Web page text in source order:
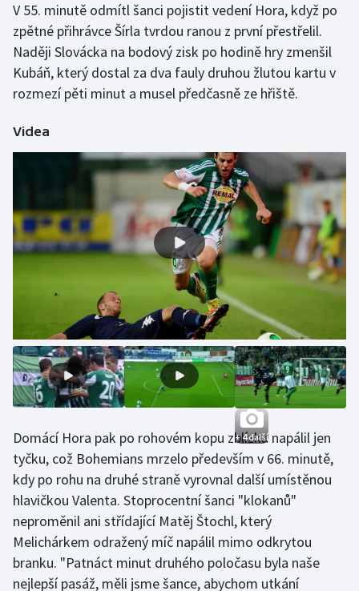
Plážový volejbal
Ragby
Rychlobruslení
Rychlostní kanoistika
Sportovní střelba
Stolní tenis
Veslování
Vodní slalom
Volejbal
Ostatní
V 55. minutě odmítl šanci pojistit vedení Hora, když po
zpětné přihrávce Šírla tvrdou ranou z první přestřelil.
Naději Slovácka na bodový zisk po hodině hry zmenšil
Kubáň, který dostal za dva fauly druhou žlutou kartu v
rozmezí pěti minut a musel předčasně ze hřiště.
Videa
+ 4 další
Domácí Hora pak po rohovém kopu zblízka napálil jen
tyčku, což Bohemians mrzelo především v 66. minutě,
kdy po rohu na druhé straně vyrovnal další umístěnou
hlavičkou Valenta. Stoprocentní šanci "klokanů"
neproměnil ani střídající Matěj Štochl, který
Melichárkem odražený míč napálil mimo odkrytou
branku. "Patnáct minut druhého poločasu byla naše
nejlepší pasáž, měli jsme šance, abychom utkání